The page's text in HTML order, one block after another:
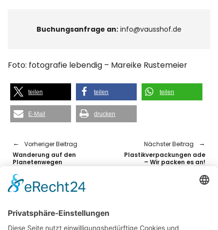
Buchungsanfrage an: info@vausshof.de
Foto: fotografie lebendig – Mareike Rustemeier
teilen teilen teilen
E-Mail drucken
Vorheriger Beitrag
Wanderung auf den
Planetenwegen
Nächster Beitrag
Plastikverpackungen ade
– Wir packen es an!